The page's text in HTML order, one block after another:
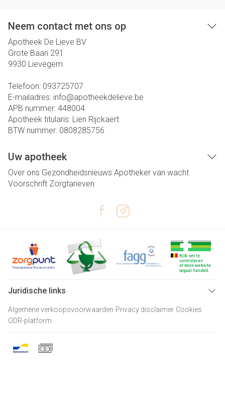
Neem contact met ons op
Apotheek De Lieve BV
Grote Baan 291
9930 Lievegem
Telefoon: 093725707
E-mailadres: info@apotheekdelieve.be
APB nummer: 448004
Apotheek titularis: Lien Rijckaert
BTW nummer: 0808285756
Uw apotheek
Over ons Gezondheidsnieuws Apotheker van wacht
Voorschrift Zorgtarieven
Juridische links
Algemene verkoopsvoorwaarden Privacy disclaimer Cookies
ODR-platform